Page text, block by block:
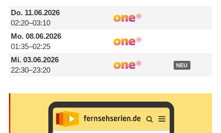
Do.11.06.2026
02:20–03:10
Mo.08.06.2026
01:35–02:25
Mi.03.06.2026
22:30–23:20
NEU